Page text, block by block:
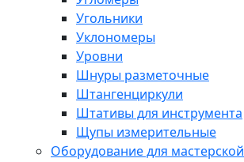
Угольники
Уклономеры
Уровни
Шнуры разметочные
Штангенциркули
Штативы для инструмента
Щупы измерительные
Оборудование для мастерской